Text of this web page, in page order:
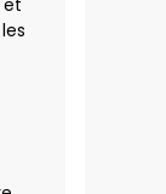
et